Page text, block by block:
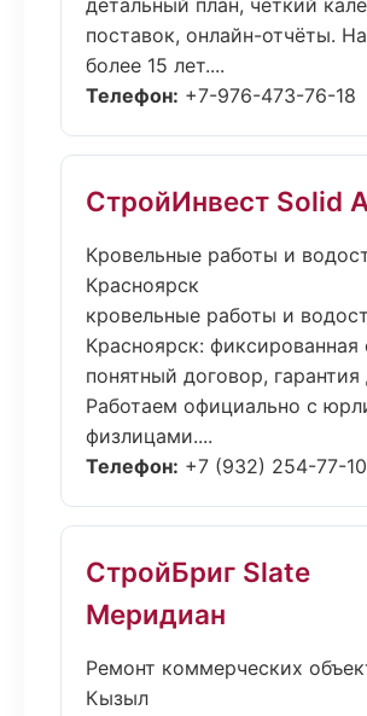
детальный план, чёткий
поставок, онлайн-отчёты.
более 15 лет....
Телефон: +7-976-473-76-18
СтройИнвест Solid
Кровельные работы и
Красноярск
кровельные работы и
Красноярск: фиксированная
понятный договор, гарантия
Работаем официально с
физлицами....
Телефон: +7 (932) 254-77-10
СтройБриг Slate
Меридиан
Ремонт коммерческих
Кызыл